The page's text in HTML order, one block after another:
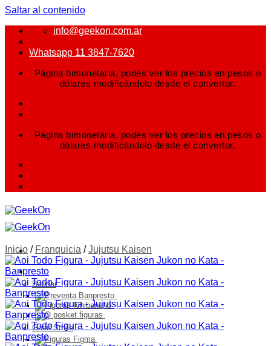
Saltar al contenido
info@geekon.com.ar
Whatsapp 11 3847-7620
Página bimonetaria, podés ver los precios en pesos o
dólares modificándolo desde el convertor.
Página bimonetaria, podés ver los precios en pesos o
dólares modificándolo desde el convertor.
FIGURAS
Bandai
Good Smile
Inicio / Franquicia / Jujutsu Kaisen